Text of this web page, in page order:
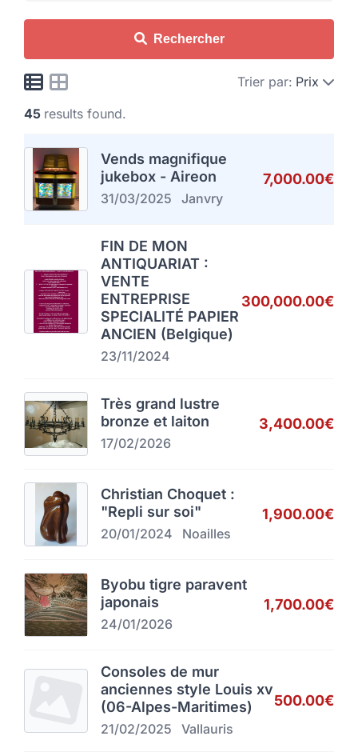
Rechercher
Trier par: Prix
45 results found.
Vends magnifique
jukebox - Aireon
31/03/2025 Janvry
7,000.00€
FIN DE MON
ANTIQUARIAT :
VENTE
ENTREPRISE
SPECIALITÉ PAPIER
ANCIEN (Belgique)
23/11/2024
300,000.00€
Très grand lustre
bronze et laiton
17/02/2026
3,400.00€
Christian Choquet :
"Repli sur soi"
20/01/2024 Noailles
1,900.00€
Byobu tigre paravent
japonais
24/01/2026
1,700.00€
Consoles de mur
anciennes style Louis xv
(06-Alpes-Maritimes)
21/02/2025 Vallauris
500.00€